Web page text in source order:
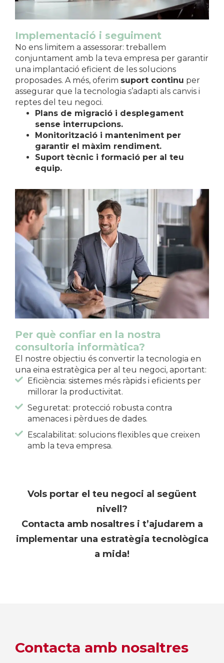
Implementació i seguiment
No ens limitem a assessorar: treballem
conjuntament amb la teva empresa per garantir
una implantació eficient de les solucions
proposades. A més, oferim suport continu per
assegurar que la tecnologia s’adapti als canvis i
reptes del teu negoci.
Plans de migració i desplegament
sense interrupcions.
Monitorització i manteniment per
garantir el màxim rendiment.
Suport tècnic i formació per al teu
equip.
Per què confiar en la nostra
consultoria informàtica?
El nostre objectiu és convertir la tecnologia en
una eina estratègica per al teu negoci, aportant:
Eficiència: sistemes més ràpids i eficients per
millorar la productivitat.
Seguretat: protecció robusta contra
amenaces i pèrdues de dades.
Escalabilitat: solucions flexibles que creixen
amb la teva empresa.
Vols portar el teu negoci al següent
nivell?
Contacta amb nosaltres i t’ajudarem a
implementar una estratègia tecnològica
a mida!
Contacta amb nosaltres